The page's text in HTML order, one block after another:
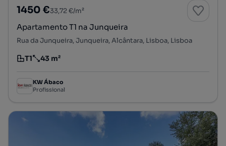
1450 €33,72 €/m²
Apartamento T1 na Junqueira
Rua da Junqueira, Junqueira, Alcântara, Lisboa, Lisboa
Tipologia
T1
Preço por metro quadrado
43 m²
KW Ábaco
Profissional